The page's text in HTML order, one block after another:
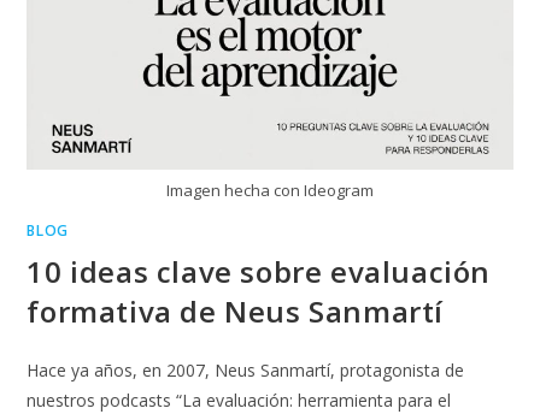
Imagen hecha con Ideogram
BLOG
10 ideas clave sobre evaluación
formativa de Neus Sanmartí
Hace ya años, en 2007, Neus Sanmartí, protagonista de
nuestros podcasts “La evaluación: herramienta para el